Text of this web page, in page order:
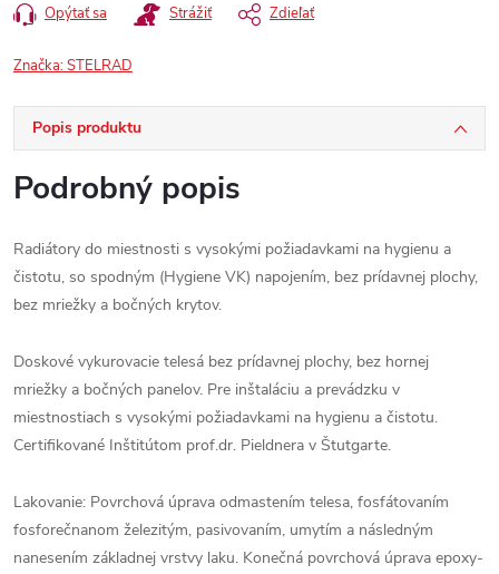
Opýtať sa Strážiť Zdieľať
Značka:STELRAD
Popis produktu
Podrobný popis
Radiátory do miestnosti s vysokými požiadavkami na hygienu a
čistotu, so spodným (Hygiene VK) napojením, bez prídavnej plochy,
bez mriežky a bočných krytov.
Doskové vykurovacie telesá bez prídavnej plochy, bez hornej
mriežky a bočných panelov. Pre inštaláciu a prevádzku v
miestnostiach s vysokými požiadavkami na hygienu a čistotu.
Certifikované Inštitútom prof.dr. Pieldnera v Štutgarte.
Lakovanie: Povrchová úprava odmastením telesa, fosfátovaním
fosforečnanom železitým, pasivovaním, umytím a následným
nanesením základnej vrstvy laku. Konečná povrchová úprava epoxy-